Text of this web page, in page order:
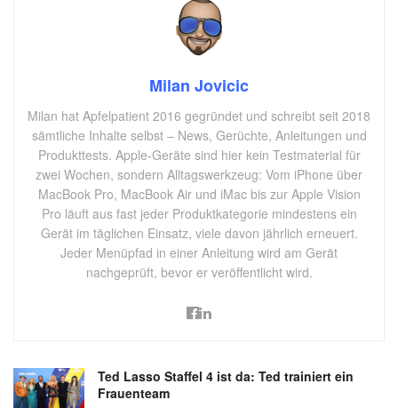
Milan Jovicic
Milan hat Apfelpatient 2016 gegründet und schreibt seit 2018
sämtliche Inhalte selbst – News, Gerüchte, Anleitungen und
Produkttests. Apple-Geräte sind hier kein Testmaterial für
zwei Wochen, sondern Alltagswerkzeug: Vom iPhone über
MacBook Pro, MacBook Air und iMac bis zur Apple Vision
Pro läuft aus fast jeder Produktkategorie mindestens ein
Gerät im täglichen Einsatz, viele davon jährlich erneuert.
Jeder Menüpfad in einer Anleitung wird am Gerät
nachgeprüft, bevor er veröffentlicht wird.
Ted Lasso Staffel 4 ist da: Ted trainiert ein
Frauenteam